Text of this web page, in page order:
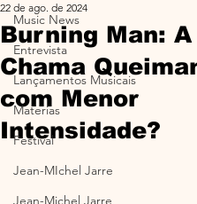
Music News
Entrevista
Lançamentos Musicais
Materias
Festival
Jean-MIchel Jarre
Burning Man: A
Chama
com Menor
Intensidade?
22 de ago. de 2024